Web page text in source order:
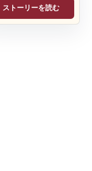
ストーリーを読む